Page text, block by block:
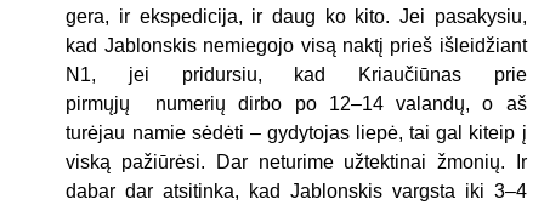
gera, ir ekspedicija, ir daug ko kito. Jei pasakysiu,
kad Jablonskis nemiegojo visą naktį prieš išleidžiant
N1, jei pridursiu, kad Kriaučiūnas prie
pirmųjų numerių dirbo po 12–14 valandų, o aš
turėjau namie sėdėti – gydytojas liepė, tai gal kiteip į
viską pažiūrėsi. Dar neturime užtektinai žmonių. Ir
dabar dar atsitinka, kad Jablonskis vargsta iki 3–4